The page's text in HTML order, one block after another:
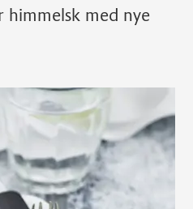
himmelsk med nye